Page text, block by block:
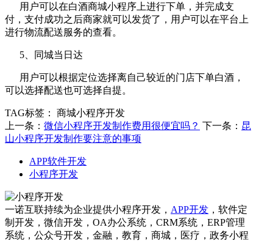
用户可以在白酒商城小程序上进行下单，并完成支
付，支付成功之后商家就可以发货了，用户可以在平台上
进行物流配送服务的查看。
5、同城当日达
用户可以根据定位选择离自己较近的门店下单白酒，
可以选择配送也可选择自提。
TAG标签：
商城小程序开发
上一条： 微信小程序开发制作费用很便宜吗？ 下一条： 昆
山小程序开发制作要注意的事项
APP软件开发
小程序开发
一诺互联持续为企业提供小程序开发， APP开发 ，软件定
制开发，微信开发，OA办公系统，CRM系统，ERP管理
系统，公众号开发，金融，教育，商城，医疗，政务小程